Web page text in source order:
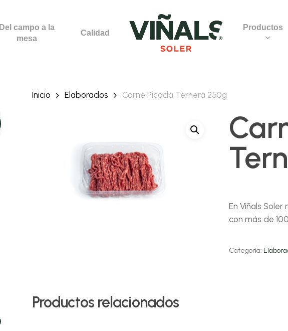
Del campo a la
mesa
Calidad
Productos
Inicio Elaborados Carne Picada Ternera 250g
En Viñals
con más de
Categoría:
Productos relacionados